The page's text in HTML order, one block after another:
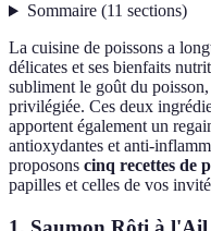
Sommaire(11 sections)
La cuisine de poissons a
délicates et ses bienfaits
subliment le goût du
privilégiée. Ces deux
apportent également un
antioxydantes et anti-
proposons cinq recettes de
papilles et celles de vos